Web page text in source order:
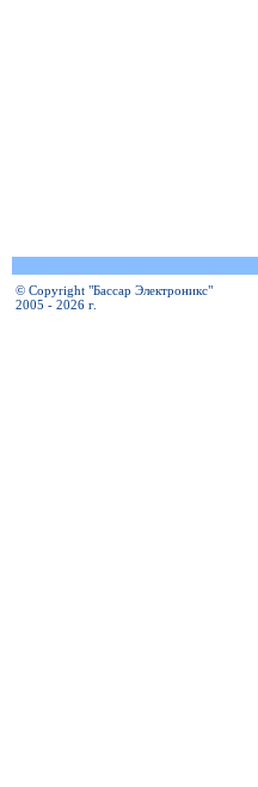
© Copyright "Бассар Электроникс"
2005 - 2026 г.